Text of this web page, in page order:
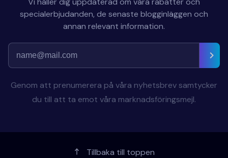
specialerbjudanden, de senaste blogginläggen och
annan relevant information.
Genom att prenumerera på våra nyhetsbrev samtycker
du till att ta emot våra marknadsföringsmejl.
Tillbaka till toppen